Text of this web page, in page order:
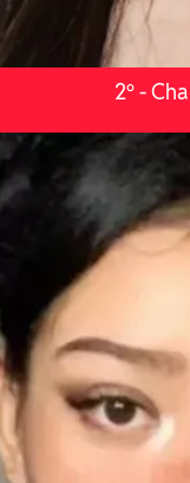
2º -